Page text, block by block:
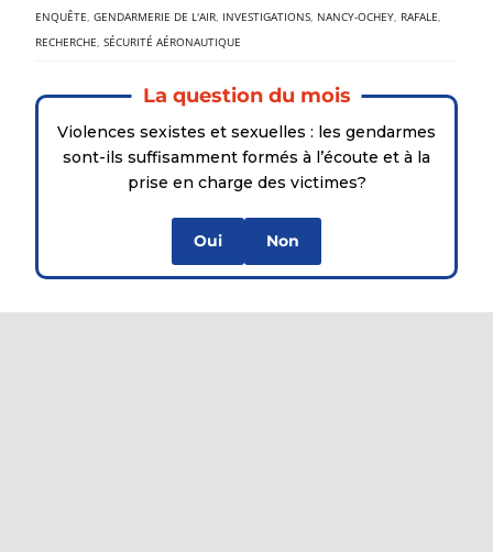
ENQUÊTE,GENDARMERIE DE L'AIR, INVESTIGATIONS, NANCY-OCHEY, RAFALE,
RECHERCHE,SÉCURITÉ AÉRONAUTIQUE
La question du mois
Violences sexistes et sexuelles : les gendarmes
sont-ils suffisamment formés à l’écoute et à la
prise en charge des victimes?
Oui Non